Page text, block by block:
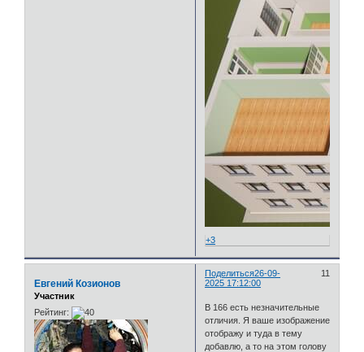
+3
Поделиться 11
26-09-
2025 17:12:00
Евгений Козионов
Участник
Рейтинг:
В 166 есть незначительные
отличия. Я ваше изображение
отображу и туда в тему
добавлю, а то на этом голову